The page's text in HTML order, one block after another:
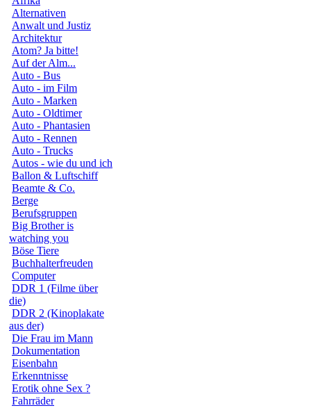
Alternativen
Anwalt und Justiz
Architektur
Atom? Ja bitte!
Auf der Alm...
Auto - Bus
Auto - im Film
Auto - Marken
Auto - Oldtimer
Auto - Phantasien
Auto - Rennen
Auto - Trucks
Autos - wie du und ich
Ballon & Luftschiff
Beamte & Co.
Berge
Berufsgruppen
Big Brother is
watching you
Böse Tiere
Buchhalterfreuden
Computer
DDR 1 (Filme über
die)
DDR 2 (Kinoplakate
aus der)
Die Frau im Mann
Dokumentation
Eisenbahn
Erkenntnisse
Erotik ohne Sex ?
Fahrräder